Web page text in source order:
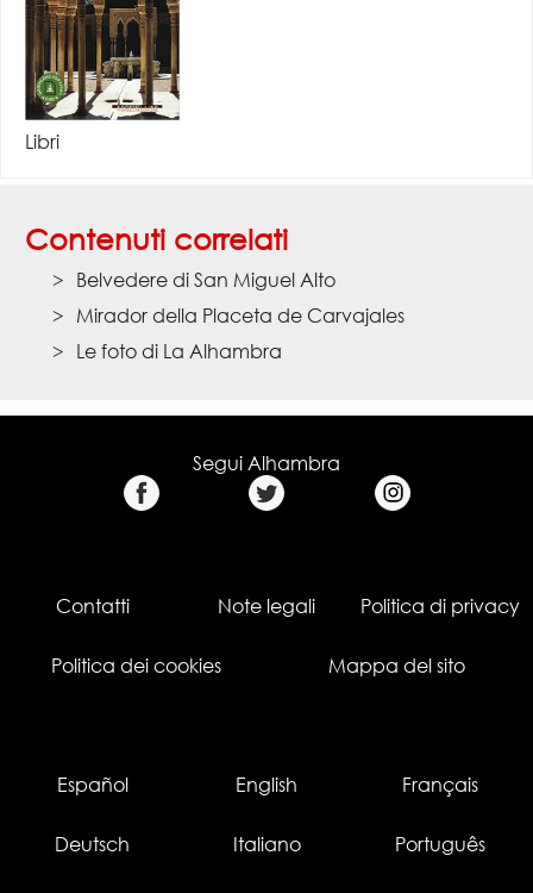
Libri
Contenuti correlati
Belvedere di San Miguel Alto
Mirador della Placeta de Carvajales
Le foto di La Alhambra
Segui Alhambra
Contatti Note legali Politica di privacy
Politica dei cookies Mappa del sito
Español English Français
Deutsch Italiano Português